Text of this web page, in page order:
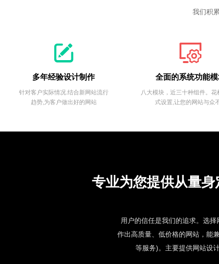
我们积

多年经验设计制作
针对客户实际情况.结合新网站流行
趋势,为客户做出好的网站

全面的系统功能
八大模块，近三十种组件。花
式设置,让您的网站与众
专业为您提供从量
用户的信任是我们的追求。选
作出高质量、低价格的网站，能
等服务)。主要提供网站设